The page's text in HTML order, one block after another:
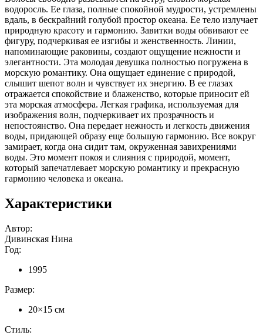
водоросль. Ее глаза, полные спокойной мудрости, устремлены
вдаль, в бескрайний голубой простор океана. Ее тело излучает
природную красоту и гармонию. Завитки воды обвивают ее
фигуру, подчеркивая ее изгибы и женственность. Линии,
напоминающие раковины, создают ощущение нежности и
элегантности. Эта молодая девушка полностью погружена в
морскую романтику. Она ощущает единение с природой,
слышит шепот волн и чувствует их энергию. В ее глазах
отражается спокойствие и блаженство, которые приносит ей
эта морская атмосфера. Легкая графика, используемая для
изображения волн, подчеркивает их прозрачность и
непостоянство. Она передает нежность и легкость движения
воды, придающей образу еще большую гармонию. Все вокруг
замирает, когда она сидит там, окруженная завихрениями
воды. Это момент покоя и слияния с природой, момент,
который запечатлевает морскую романтику и прекрасную
гармонию человека и океана.
Характеристики
Автор:
Дивинская Нина
Год:
1995
Размер:
20×15 см
Стиль: